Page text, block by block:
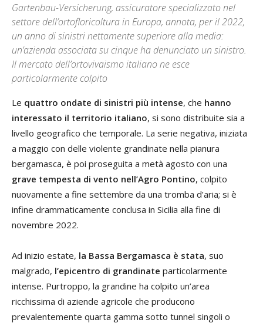
Gartenbau-Versicherung, assicuratore specializzato nel
settore dell’ortofloricoltura in Europa, annota, per il 2022,
un anno di sinistri nettamente superiore alla media:
un’azienda associata su cinque ha denunciato un sinistro.
Il mercato dell’ortovivaismo italiano ne esce
particolarmente colpito
Le quattro ondate di sinistri più intense, che hanno
interessato il territorio italiano, si sono distribuite sia a
livello geografico che temporale. La serie negativa, iniziata
a maggio con delle violente grandinate nella pianura
bergamasca, è poi proseguita a metà agosto con una
grave tempesta di vento nell’Agro Pontino, colpito
nuovamente a fine settembre da una tromba d’aria; si è
infine drammaticamente conclusa in Sicilia alla fine di
novembre 2022.
Ad inizio estate, la Bassa Bergamasca è stata, suo
malgrado, l’epicentro di grandinate particolarmente
intense. Purtroppo, la grandine ha colpito un’area
ricchissima di aziende agricole che producono
prevalentemente quarta gamma sotto tunnel singoli o